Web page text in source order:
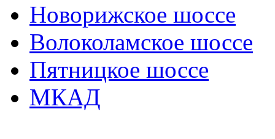
Новорижское шоссе
Волоколамское шоссе
Пятницкое шоссе
МКАД